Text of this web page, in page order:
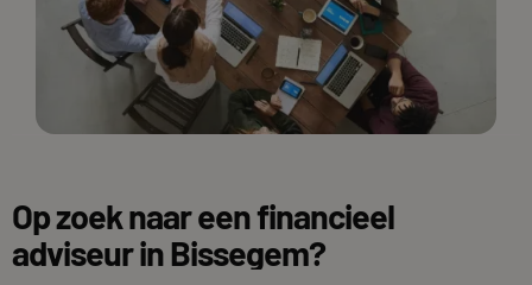
Op zoek naar een financieel
adviseur in Bissegem?